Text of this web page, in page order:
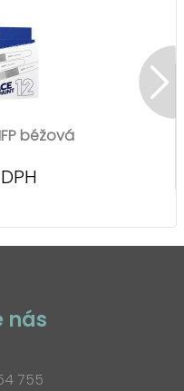
béžová
nás
755